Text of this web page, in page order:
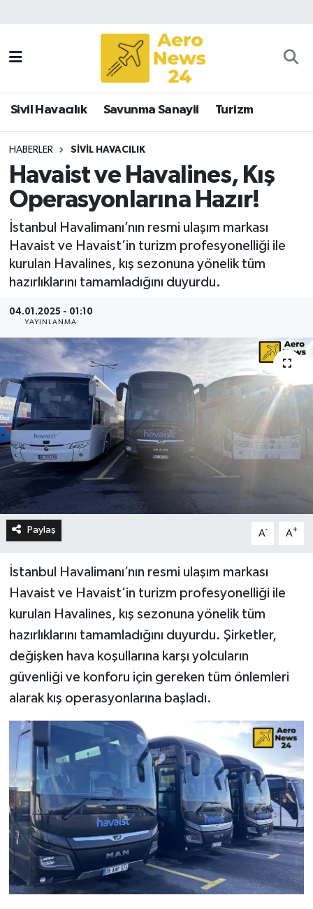
Sivil Havacılık Savunma Sanayii Turizm
HABERLER SIVIL HAVACILIK
Havaist ve Havalines, Kış
Operasyonlarına Hazır!
İstanbul Havalimanı’nın resmi ulaşım markası
Havaist ve Havaist’in turizm profesyonelliği ile
kurulan Havalines, kış sezonuna yönelik tüm
hazırlıklarını tamamladığını duyurdu.
04.01.2025 - 01:10
YAYINLANMA
Paylaş A- A+
İstanbul Havalimanı’nın resmi ulaşım markası
Havaist ve Havaist’in turizm profesyonelliği ile
kurulan Havalines, kış sezonuna yönelik tüm
hazırlıklarını tamamladığını duyurdu. Şirketler,
değişken hava koşullarına karşı yolcuların
güvenliği ve konforu için gereken tüm önlemleri
alarak kış operasyonlarına başladı.